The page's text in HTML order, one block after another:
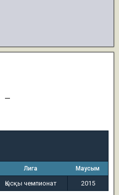
—
Лига Маусым
Қысқы чемпионат 2015